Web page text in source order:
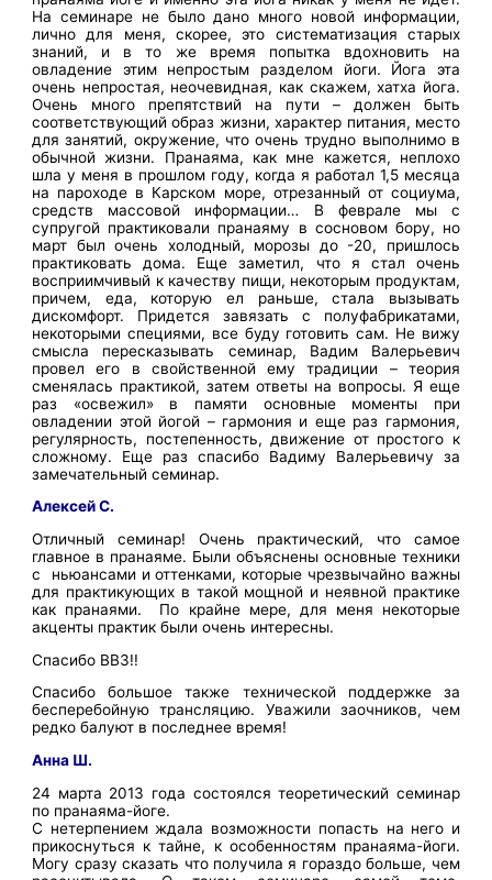
На семинаре не было дано много новой информации,
лично для меня, скорее, это систематизация старых
знаний, и в то же время попытка вдохновить на
овладение этим непростым разделом йоги. Йога эта
очень непростая, неочевидная, как скажем, хатха йога.
Очень много препятствий на пути – должен быть
соответствующий образ жизни, характер питания, место
для занятий, окружение, что очень трудно выполнимо в
обычной жизни. Пранаяма, как мне кажется, неплохо
шла у меня в прошлом году, когда я работал 1,5 месяца
на пароходе в Карском море, отрезанный от социума,
средств массовой информации… В феврале мы с
супругой практиковали пранаяму в сосновом бору, но
март был очень холодный, морозы до -20, пришлось
практиковать дома. Еще заметил, что я стал очень
восприимчивый к качеству пищи, некоторым продуктам,
причем, еда, которую ел раньше, стала вызывать
дискомфорт. Придется завязать с полуфабрикатами,
некоторыми специями, все буду готовить сам. Не вижу
смысла пересказывать семинар, Вадим Валерьевич
провел его в свойственной ему традиции – теория
сменялась практикой, затем ответы на вопросы. Я еще
раз «освежил» в памяти основные моменты при
овладении этой йогой – гармония и еще раз гармония,
регулярность, постепенность, движение от простого к
сложному. Еще раз спасибо Вадиму Валерьевичу за
замечательный семинар.
Алексей С.
Отличный семинар! Очень практический, что самое
главное в пранаяме. Были объяснены основные техники
с ньюансами и оттенками, которые чрезвычайно важны
для практикующих в такой мощной и неявной практике
как пранаями. По крайне мере, для меня некоторые
акценты практик были очень интересны.
Спасибо ВВЗ!!
Спасибо большое также технической поддержке за
бесперебойную трансляцию. Уважили заочников, чем
редко балуют в последнее время!
Анна Ш.
24 марта 2013 года состоялся теоретический семинар
по пранаяма-йоге.
С нетерпением ждала возможности попасть на него и
прикоснуться к тайне, к особенностям пранаяма-йоги.
Могу сразу сказать что получила я гораздо больше, чем